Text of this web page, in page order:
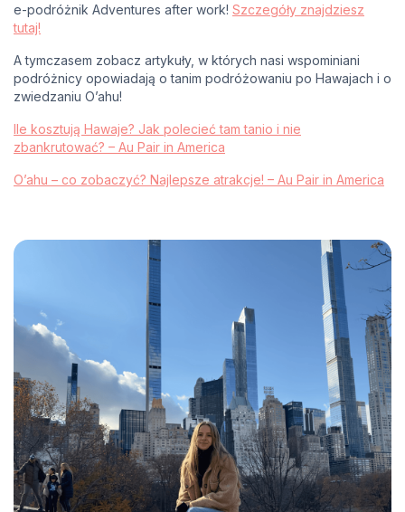
e-podróżnik Adventures after work! Szczegóły znajdziesz
tutaj!
A tymczasem zobacz artykuły, w których nasi wspominiani
podróżnicy opowiadają o tanim podróżowaniu po Hawajach i o
zwiedzaniu O’ahu!
Ile kosztują Hawaje? Jak polecieć tam tanio i nie
zbankrutować? – Au Pair in America
O’ahu – co zobaczyć? Najlepsze atrakcje! – Au Pair in America